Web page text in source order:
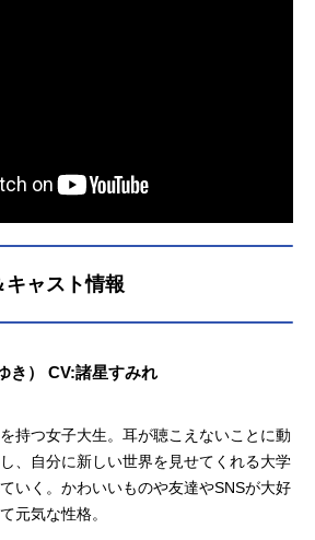
キャスト情報
き） CV:諸星すみれ
持つ女子大生。耳が聴こえないことに動
、自分に新しい世界を見せてくれる大学
いく。かわいいものや友達やSNSが大好
元気な性格。